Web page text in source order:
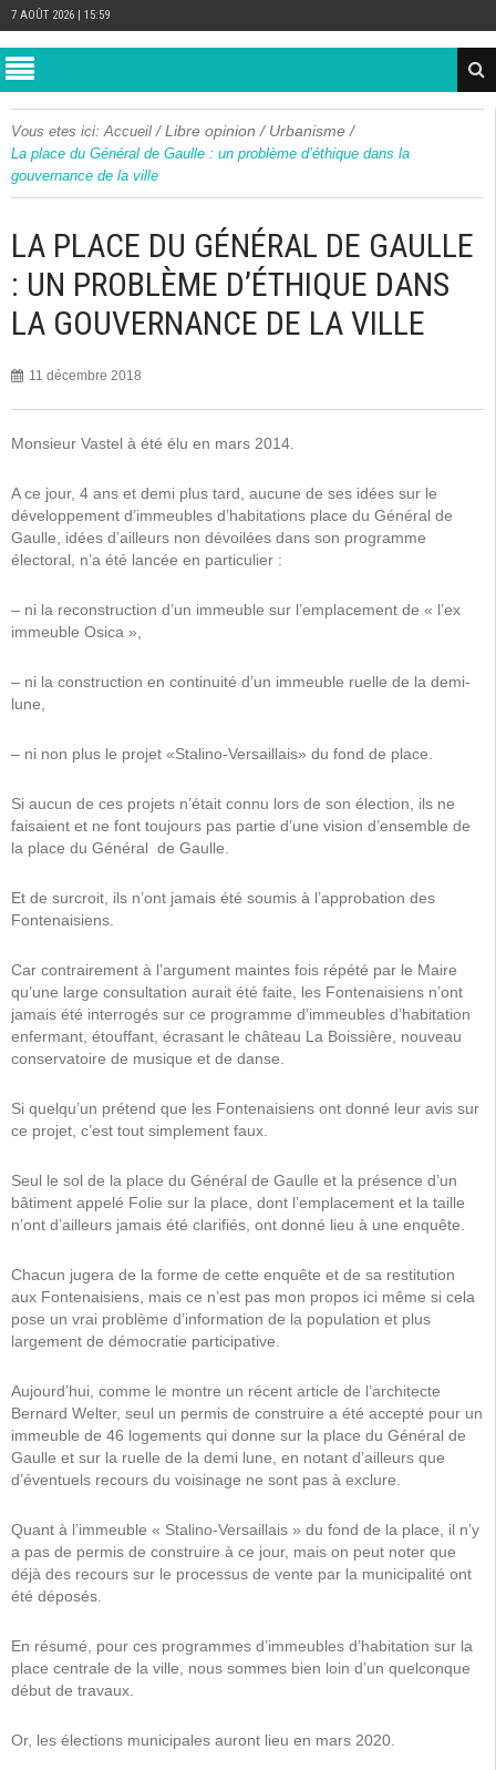
7 AOÛT 2026 | 15:59
Vous etes ici: Accueil /Libre opinion / Urbanisme /
La place du Général de Gaulle : un problème d’éthique dans la
gouvernance de la ville
LA PLACE DU GÉNÉRAL DE GAULLE
: UN PROBLÈME D’ÉTHIQUE DANS
LA GOUVERNANCE DE LA VILLE
11 décembre 2018
Monsieur Vastel à été élu en mars 2014.
A ce jour, 4 ans et demi plus tard, aucune de ses idées sur le
développement d’immeubles d’habitations place du Général de
Gaulle, idées d’ailleurs non dévoilées dans son programme
électoral, n’a été lancée en particulier :
– ni la reconstruction d’un immeuble sur l’emplacement de « l’ex
immeuble Osica »,
– ni la construction en continuité d’un immeuble ruelle de la demi-
lune,
– ni non plus le projet «Stalino-Versaillais» du fond de place.
Si aucun de ces projets n’était connu lors de son élection, ils ne
faisaient et ne font toujours pas partie d’une vision d’ensemble de
la place du Général de Gaulle.
Et de surcroit, ils n’ont jamais été soumis à l’approbation des
Fontenaisiens.
Car contrairement à l’argument maintes fois répété par le Maire
qu’une large consultation aurait été faite, les Fontenaisiens n’ont
jamais été interrogés sur ce programme d’immeubles d’habitation
enfermant, étouffant, écrasant le château La Boissière, nouveau
conservatoire de musique et de danse.
Si quelqu’un prétend que les Fontenaisiens ont donné leur avis sur
ce projet, c’est tout simplement faux.
Seul le sol de la place du Général de Gaulle et la présence d’un
bâtiment appelé Folie sur la place, dont l’emplacement et la taille
n’ont d’ailleurs jamais été clarifiés, ont donné lieu à une enquête.
Chacun jugera de la forme de cette enquête et de sa restitution
aux Fontenaisiens, mais ce n’est pas mon propos ici même si cela
pose un vrai problème d’information de la population et plus
largement de démocratie participative.
Aujourd’hui, comme le montre un récent article de l’architecte
Bernard Welter, seul un permis de construire a été accepté pour un
immeuble de 46 logements qui donne sur la place du Général de
Gaulle et sur la ruelle de la demi lune, en notant d’ailleurs que
d’éventuels recours du voisinage ne sont pas à exclure.
Quant à l’immeuble « Stalino-Versaillais » du fond de la place, il n’y
a pas de permis de construire à ce jour, mais on peut noter que
déjà des recours sur le processus de vente par la municipalité ont
été déposés.
En résumé, pour ces programmes d’immeubles d’habitation sur la
place centrale de la ville, nous sommes bien loin d’un quelconque
début de travaux.
Or, les élections municipales auront lieu en mars 2020.